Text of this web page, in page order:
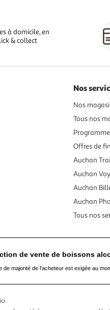
à domicile, en
& collect
Nos
Nos
Tous nos
Offres de
Auchan
Auchan
Auchan
Auchan
Tous nos
de vente de boissons
de majorité de l'acheteur est exigée au